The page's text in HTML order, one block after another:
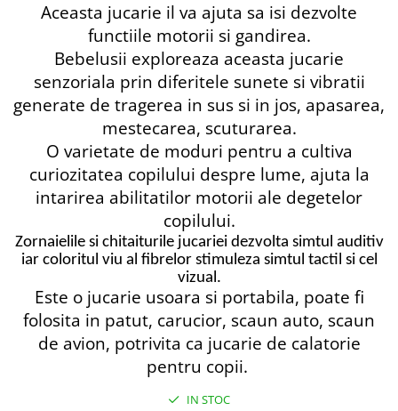
Aceasta jucarie il va ajuta sa isi dezvolte
functiile motorii si gandirea.
Bebelusii exploreaza aceasta jucarie
senzoriala prin diferitele sunete si vibratii
generate de tragerea in sus si in jos, apasarea,
mestecarea, scuturarea.
O varietate de moduri pentru a cultiva
curiozitatea copilului despre lume, ajuta la
intarirea abilitatilor motorii ale degetelor
copilului.
Zornaielile si chitaiturile jucariei dezvolta simtul auditiv
iar coloritul viu al fibrelor stimuleza simtul tactil si cel
vizual.
Este o jucarie usoara si portabila, poate fi
folosita in patut, carucior, scaun auto, scaun
de avion, potrivita ca jucarie de calatorie
pentru copii.
IN STOC